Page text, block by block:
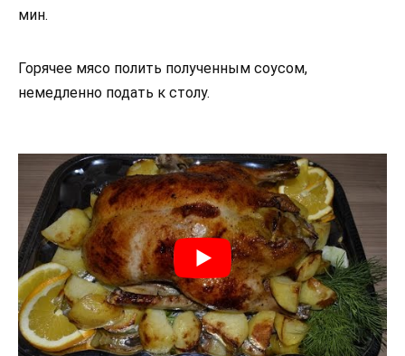
мин.
Горячее мясо полить полученным соусом,
немедленно подать к столу.